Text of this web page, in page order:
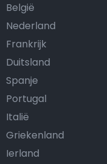
België
Nederland
Frankrijk
Duitsland
Spanje
Portugal
Italië
Griekenland
Ierland